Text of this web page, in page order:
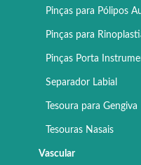
Pinças para Pólipos
Pinças para
Pinças Porta
Separador Labial
Tesoura para Gengiva
Tesouras Nasais
Vascular